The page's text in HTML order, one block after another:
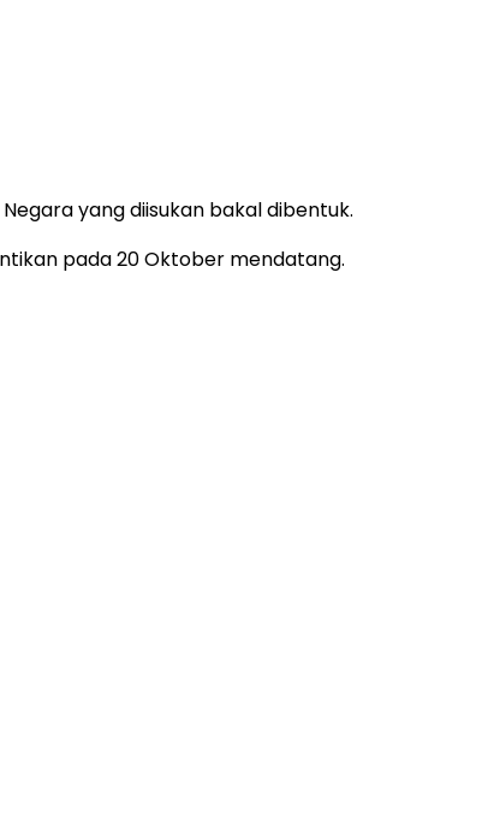
yang diisukan bakal dibentuk.
pada 20 Oktober mendatang.